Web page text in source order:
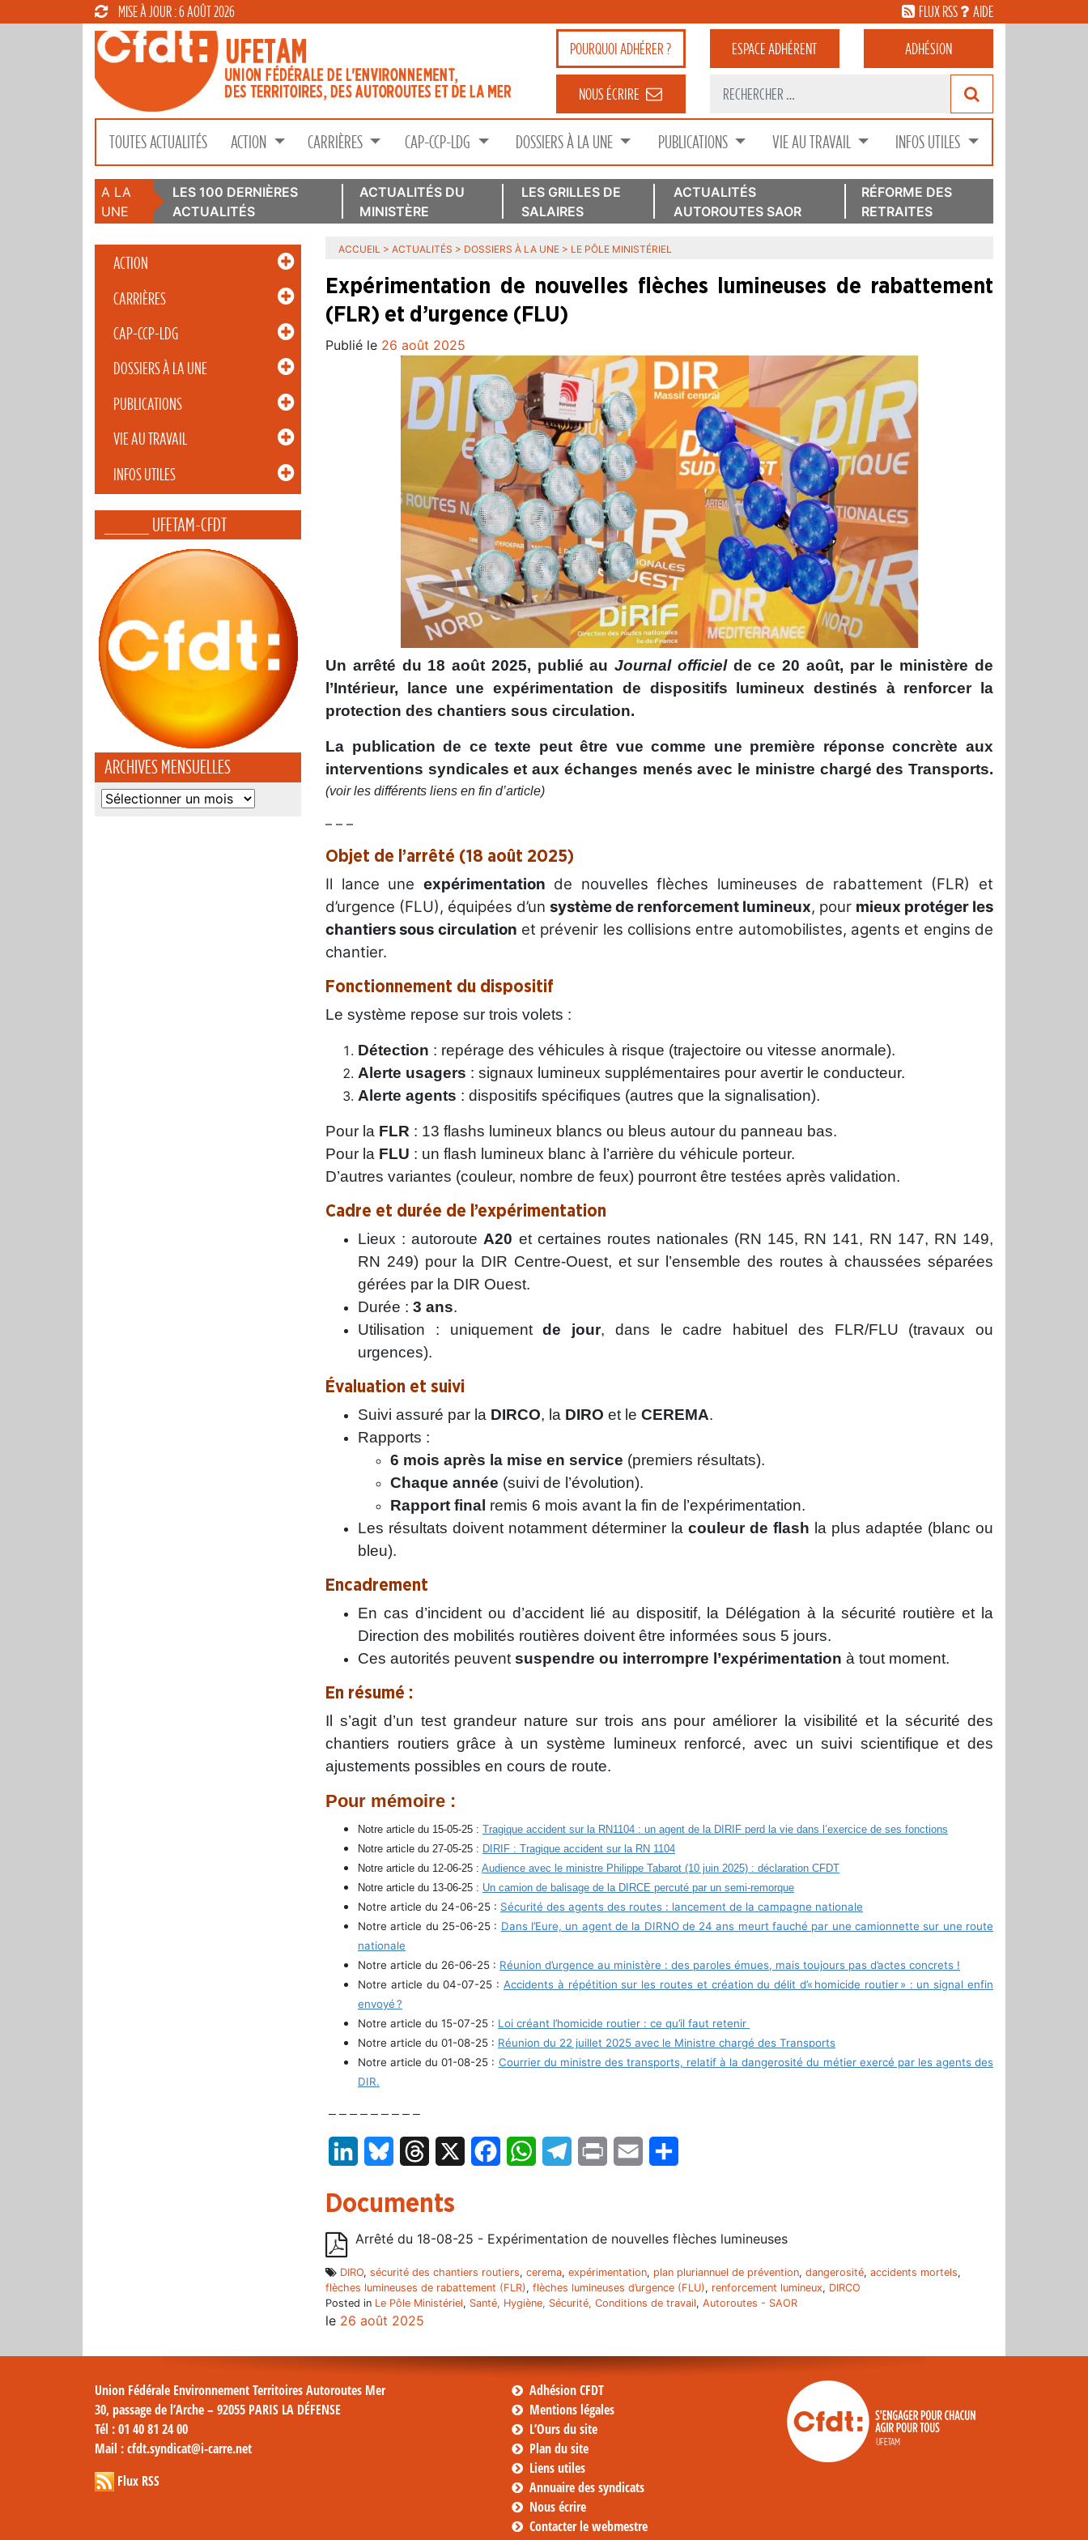
MISE À JOUR : 6 AOÛT 2026 FLUX RSS AIDE
POURQUOIADHÉRER ? ESPACEADHÉRENT ADHÉSION
NOUS ÉCRIRE
TOUTES ACTUALITÉS ACTION CARRIÈRES CAP-CCP-LDG DOSSIERS À LA UNE PUBLICATIONS VIE AU TRAVAIL INFOS UTILES
A LA
UNE
LES 100 DERNIÈRES
ACTUALITÉS
ACTUALITÉS DU
MINISTÈRE
LES GRILLES DE
SALAIRES
ACTUALITÉS
AUTOROUTES SAOR
RÉFORME DES
RETRAITES
ACTION
CARRIÈRES
CAP-CCP-LDG
DOSSIERS À LA UNE
PUBLICATIONS
VIE AU TRAVAIL
INFOS UTILES
_____ UFETAM-CFDT
ARCHIVES MENSUELLES
Archives
ACCUEIL > ACTUALITÉS > DOSSIERS À LA UNE > LE PÔLE MINISTÉRIEL
Expérimentation de nouvelles flèches lumineuses de rabattement
(FLR) et d’urgence (FLU)
Publié le 26 août 2025
Un arrêté du 18 août 2025, publié auJournal officielde ce 20 août, par le ministère de
l’Intérieur, lance une expérimentation de dispositifs lumineux destinés à renforcer la
protection des chantiers sous circulation.
La publication de ce texte peut être vue comme une première réponse concrète aux
interventions syndicales et aux échanges menés avec le ministre chargé des Transports.
(voir les différents liens en fin d’article)
– – –
Objet de l’arrêté (18 août 2025)
Il lance une expérimentation de nouvelles flèches lumineuses de rabattement (FLR) et
d’urgence (FLU), équipées d’un système de renforcement lumineux, pour mieux protéger les
chantiers sous circulation et prévenir les collisions entre automobilistes, agents et engins de
chantier.
Fonctionnement du dispositif
Le système repose sur trois volets :
Détection : repérage des véhicules à risque (trajectoire ou vitesse anormale).
Alerte usagers : signaux lumineux supplémentaires pour avertir le conducteur.
Alerte agents : dispositifs spécifiques (autres que la signalisation).
Pour la FLR : 13 flashs lumineux blancs ou bleus autour du panneau bas.
Pour la FLU : un flash lumineux blanc à l’arrière du véhicule porteur.
D’autres variantes (couleur, nombre de feux) pourront être testées après validation.
Cadre et durée de l’expérimentation
Lieux : autoroute A20 et certaines routes nationales (RN 145, RN 141, RN 147, RN 149,
RN 249) pour la DIR Centre-Ouest, et sur l’ensemble des routes à chaussées séparées
gérées par la DIR Ouest.
Durée : 3 ans.
Utilisation : uniquementde jour, dans le cadre habituel des FLR/FLU (travaux ou
urgences).
Évaluation et suivi
Suivi assuré par la DIRCO, la DIRO et le CEREMA.
Rapports :
6 mois après la mise en service (premiers résultats).
Chaque année (suivi de l’évolution).
Rapport final remis 6 mois avant la fin de l’expérimentation.
Les résultats doivent notamment déterminer la couleur de flash la plus adaptée (blanc ou
bleu).
Encadrement
En cas d’incident ou d’accident lié au dispositif, la Délégation à la sécurité routière et la
Direction des mobilités routières doivent être informées sous 5 jours.
Ces autorités peuvent suspendre ou interrompre l’expérimentation à tout moment.
En résumé :
Il s’agit d’un test grandeur nature sur trois ans pour améliorer la visibilité et la sécurité des
chantiers routiers grâce à un système lumineux renforcé, avec un suivi scientifique et des
ajustements possibles en cours de route.
Pour mémoire :
Notre article du 15-05-25 : Tragique accident sur la RN1104 : un agent de la DIRIF perd la vie dans l’exercice de ses fonctions
Notre article du 27-05-25 : DIRIF : Tragique accident sur la RN 1104
Notre article du 12-06-25 : Audience avec le ministre Philippe Tabarot (10 juin 2025) : déclaration CFDT
Notre article du 13-06-25 : Un camion de balisage de la DIRCE percuté par un semi-remorque
Notre article du 24-06-25 : Sécurité des agents des routes : lancement de la campagne nationale
Notre article du 25-06-25 : Dans l’Eure, un agent de la DIRNO de 24 ans meurt fauché par une camionnette sur une route
nationale
Notre article du 26-06-25 : Réunion d’urgence au ministère : des paroles émues, mais toujours pas d’actes concrets !
Notre article du 04-07-25 : Accidents à répétition sur les routes et création du délit d’« homicide routier » : un signal enfin
envoyé ?
Notre article du 15-07-25 : Loi créant l’homicide routier : ce qu’il faut retenir
Notre article du 01-08-25 : Réunion du 22 juillet 2025 avec le Ministre chargé des Transports
Notre article du 01-08-25 : Courrier du ministre des transports, relatif à la dangerosité du métier exercé par les agents des
DIR.
– – – – – – – – –
LinkedInBluesky Threads FacebookWhatsAppTelegram
Print Email
Documents
Arrêté du 18-08-25 - Expérimentation de nouvelles flèches lumineuses
DIRO, sécurité des chantiers routiers, cerema, expérimentation, plan pluriannuel de prévention, dangerosité, accidents mortels,
flèches lumineuses de rabattement (FLR), flèches lumineuses d’urgence (FLU), renforcement lumineux, DIRCO
Posted in Le Pôle Ministériel, Santé, Hygiène, Sécurité, Conditions de travail, Autoroutes - SAOR
le 26 août 2025
Union Fédérale Environnement Territoires Autoroutes Mer
30, passage de l’Arche – 92055 PARIS LA DÉFENSE
Tél : 01 40 81 24 00
Mail : cfdt.syndicat@i-carre.net
Flux RSS
Adhésion CFDT
Mentions légales
L’Ours du site
Plan du site
Liens utiles
Annuaire des syndicats
Nous écrire
Contacter le webmestre